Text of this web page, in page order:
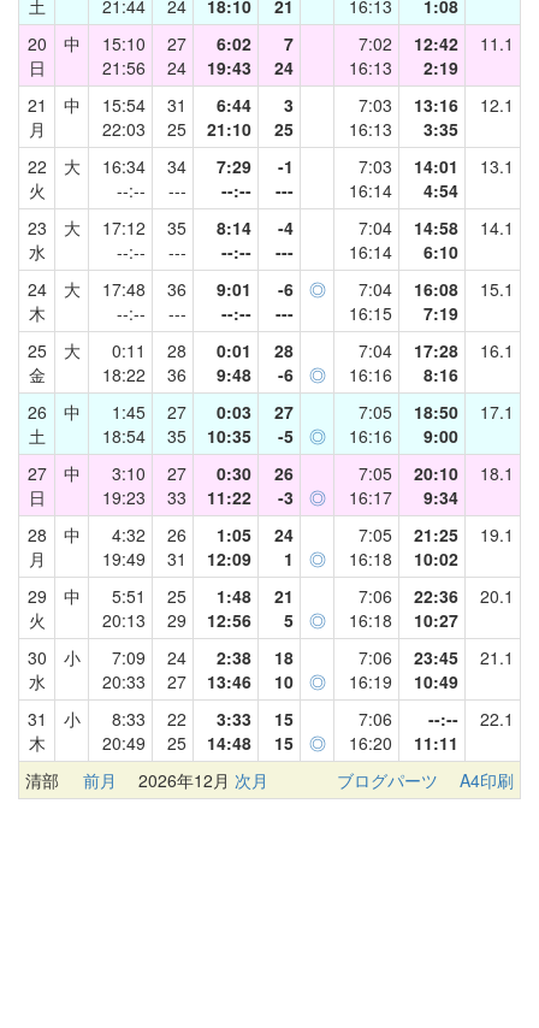
土 21:44 24 18:10 21 16:13
1:08
20
日
中
15:10
21:56
27
24
6:02
19:43
7
24
7:02
16:13
12:42
2:19
11.1
21
月
中
15:54
22:03
31
25
6:44
21:10
3
25
7:03
16:13
13:16
3:35
12.1
22
火
大
16:34
--:--
34
---
7:29
--:--
-1
---
7:03
16:14
14:01
4:54
13.1
23
水
大
17:12
--:--
35
---
8:14
--:--
-4
---
7:04
16:14
14:58
6:10
14.1
24
木
大
17:48
--:--
36
---
9:01
--:--
-6
---
◎
7:04
16:15
16:08
7:19
15.1
25
金
大
0:11
18:22
28
36
0:01
9:48
28
-6
◎
7:04
16:16
17:28
8:16
16.1
26
土
中
1:45
18:54
27
35
0:03
10:35
27
-5
◎
7:05
16:16
18:50
9:00
17.1
27
日
中
3:10
19:23
27
33
0:30
11:22
26
-3
◎
7:05
16:17
20:10
9:34
18.1
28
月
中
4:32
19:49
26
31
1:05
12:09
24
1
◎
7:05
16:18
21:25
10:02
19.1
29
火
中
5:51
20:13
25
29
1:48
12:56
21
5
◎
7:06
16:18
22:36
10:27
20.1
30
水
小
7:09
20:33
24
27
2:38
13:46
18
10
◎
7:06
16:19
23:45
10:49
21.1
31
木
小
8:33
20:49
22
25
3:33
14:48
15
15
◎
7:06
16:20
--:--
11:11
22.1
清部 前月 2026年12月 次月 ブログパーツ A4印刷